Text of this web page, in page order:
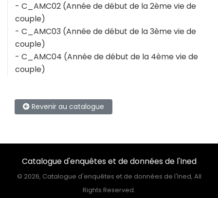
- C_AMC02 (Année de début de la 2ème vie de
couple)
- C_AMC03 (Année de début de la 3ème vie de
couple)
- C_AMC04 (Année de début de la 4ème vie de
couple)
Revenir au catalogue
Catalogue d'enquêtes et de données de l'Ined
© 2026, Catalogue d'enquêtes et de données de l'Ined, All
Rights Reserved.